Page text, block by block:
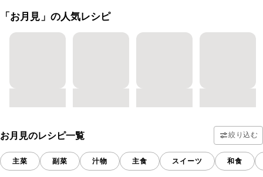
「お月見」の人気レシピ
お月見のレシピ一覧 絞り込む
主菜 副菜 汁物 主食 スイーツ 和食